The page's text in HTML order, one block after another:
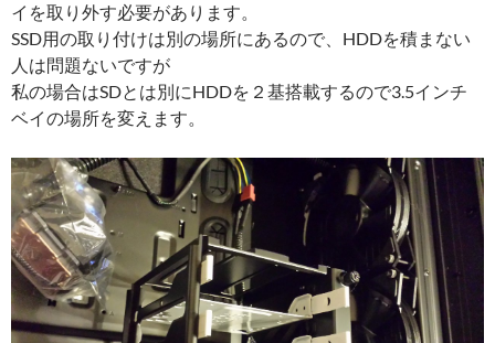
イを取り外す必要があります。
SSD用の取り付けは別の場所にあるので、HDDを積まない
人は問題ないですが
私の場合はSDとは別にHDDを２基搭載するので3.5インチ
ベイの場所を変えます。